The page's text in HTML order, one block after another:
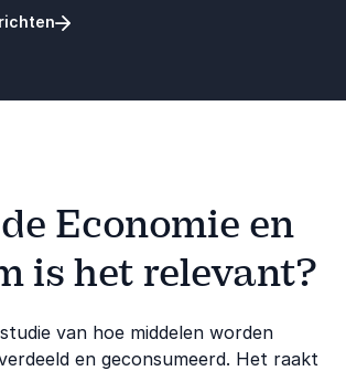
Economie en
is het relevant?
van hoe middelen worden
en geconsumeerd. Het raakt